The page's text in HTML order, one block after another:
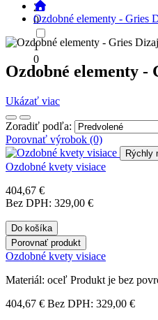
2
0
1
0
Ozdobné elementy - Gries
Ozdobné elementy -
Ukázať viac
Zoradiť podľa:
Porovnať výrobok (0)
Rýchly
Ozdobné kvety visiace
404,67 €
Bez DPH: 329,00 €
Do košíka
Porovnať produkt
Ozdobné kvety visiace
Materiál: oceľ Produkt je bez
404,67 € Bez DPH: 329,00 €